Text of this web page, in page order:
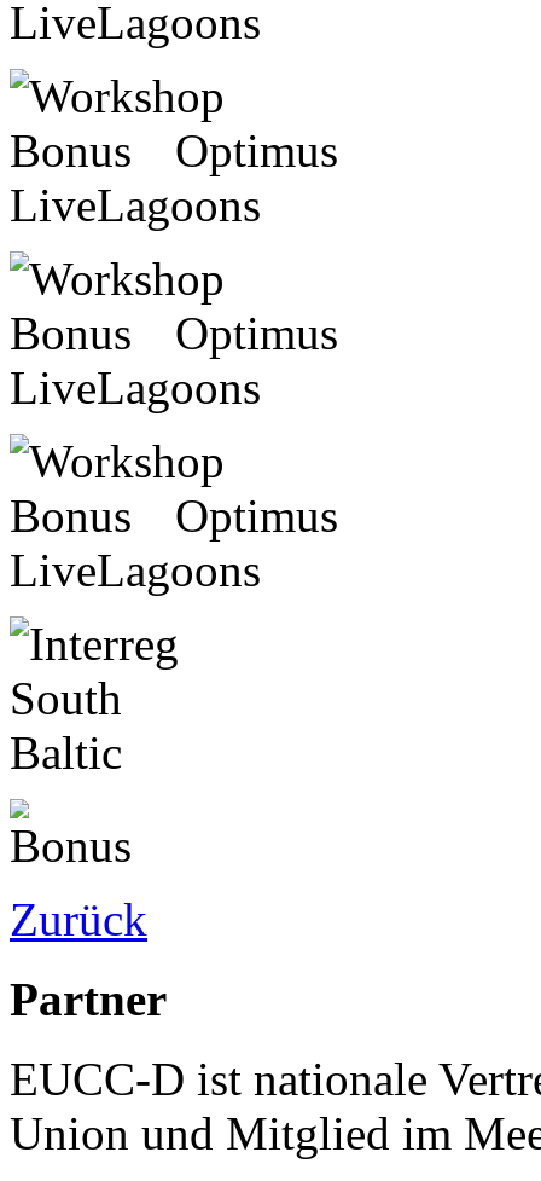
Zurück
Partner
EUCC-D ist nationale
Union und Mitglied im